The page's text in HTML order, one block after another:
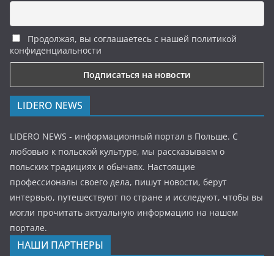
Продолжая, вы соглашаетесь с нашей политикой
конфиденциальности
LIDERO NEWS
LIDERO NEWS - информационный портал в Польше. С
любовью к польской культуре, мы рассказываем о
польских традициях и обычаях. Настоящие
профессионалы своего дела, пишут новости, берут
интервью, путешествуют по стране и исследуют, чтобы вы
могли прочитать актуальную информацию на нашем
портале.
НАШИ ПАРТНЕРЫ